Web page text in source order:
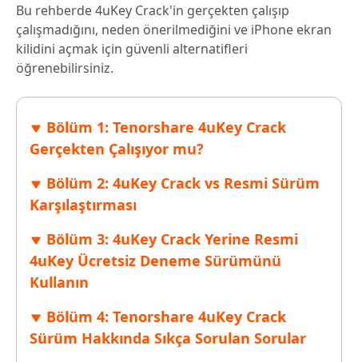
Bu rehberde 4uKey Crack'in gerçekten çalışıp
çalışmadığını, neden önerilmediğini ve iPhone ekran
kilidini açmak için güvenli alternatifleri
öğrenebilirsiniz.
Bölüm 1: Tenorshare 4uKey Crack
Gerçekten Çalışıyor mu?
Bölüm 2: 4uKey Crack vs Resmi Sürüm
Karşılaştırması
Bölüm 3: 4uKey Crack Yerine Resmi
4uKey Ücretsiz Deneme Sürümünü
Kullanın
Bölüm 4: Tenorshare 4uKey Crack
Sürüm Hakkında Sıkça Sorulan Sorular